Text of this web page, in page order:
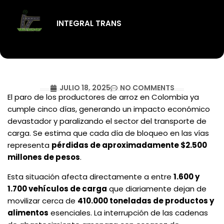
INTEGRAL TRANS
JULIO 18, 2025 NO COMMENTS
El paro de los productores de arroz en Colombia ya
cumple cinco días, generando un impacto económico
devastador y paralizando el sector del transporte de
carga. Se estima que cada día de bloqueo en las vías
representa pérdidas de aproximadamente $2.500
millones de pesos.
Esta situación afecta directamente a entre 1.600 y
1.700 vehículos de carga que diariamente dejan de
movilizar cerca de 410.000 toneladas de productos y
alimentos esenciales. La interrupción de las cadenas